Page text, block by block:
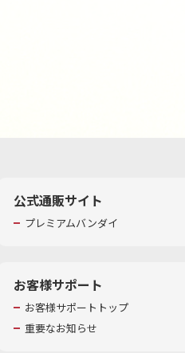
公式通販サイト
プレミアムバンダイ
お客様サポート
お客様サポートトップ
重要なお知らせ